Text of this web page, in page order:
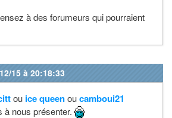
à des forumeurs qui pourraient
15 à 20:18:33
ou ice queenoucamboui21
à nous présenter.